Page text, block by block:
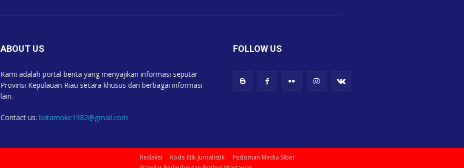
ABOUT US
Kami adalah portal berita yang menyajikan informasi seputar
Provinsi Kepulauan Riau secara khusus dan berbagai informasi
lain.
Contact us: batamoke1982@gmail.com
FOLLOW US
Redaksi Kode Etik Jurnalistik
Pedoman Media Siber